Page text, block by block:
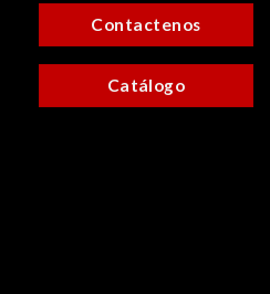
Contactenos
Catálogo